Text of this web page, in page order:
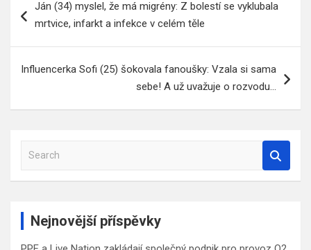
proJán (34) myslel, že má migrény: Z bolestí se vyklubala
mrtvice, infarkt a infekce v celém těle
Influencerka Sofi (25) šokovala fanoušky: Vzala si sama
sebe! A už uvažuje o rozvodu…
a
Nejnovější příspěvky